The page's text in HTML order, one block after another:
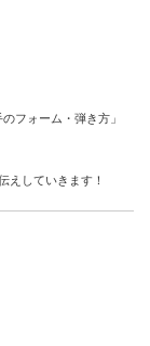
フォーム・弾き方」
えしていきます！